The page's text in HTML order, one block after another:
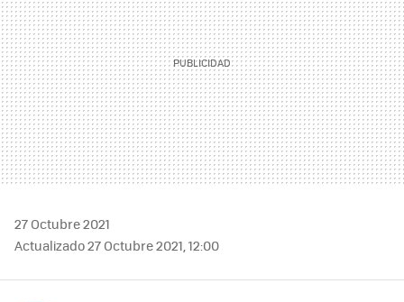
27 Octubre 2021
Actualizado 27 Octubre 2021, 12:00